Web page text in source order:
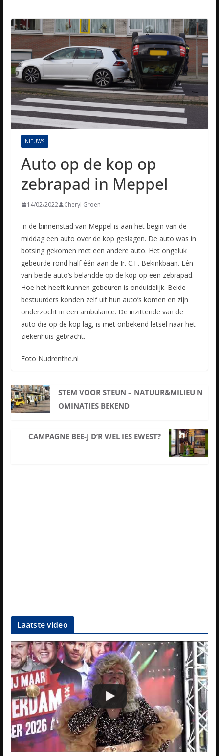
NIEUWS
Auto op de kop op
zebrapad in Meppel
14/02/2022 Cheryl Groen
In de binnenstad van Meppel is aan het begin van de
middag een auto over de kop geslagen. De auto was in
botsing gekomen met een andere auto. Het ongeluk
gebeurde rond half één aan de Ir. C.F. Bekinkbaan. Eén
van beide auto’s belandde op de kop op een zebrapad.
Hoe het heeft kunnen gebeuren is onduidelijk. Beide
bestuurders konden zelf uit hun auto’s komen en zijn
onderzocht in een ambulance. De inzittende van de
auto die op de kop lag, is met onbekend letsel naar het
ziekenhuis gebracht.
Foto Nudrenthe.nl
STEM VOOR STEUN – NATUUR&MILIEU N
OMINATIES BEKEND
CAMPAGNE BEE-J D’R WEL IES EWEST?
Laatste video